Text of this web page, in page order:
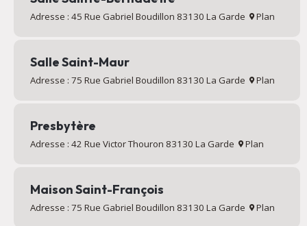
Adresse : 45 Rue Gabriel Boudillon 83130 La Garde Plan
Salle Saint-Maur
Adresse : 75 Rue Gabriel Boudillon 83130 La Garde Plan
Presbytère
Adresse : 42 Rue Victor Thouron 83130 La Garde Plan
Maison Saint-François
Adresse : 75 Rue Gabriel Boudillon 83130 La Garde Plan